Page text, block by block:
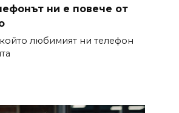
ни е повече от
любимият ни телефон